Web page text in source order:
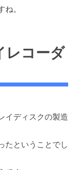
。
レコーダ
イディスクの製造
たということでし